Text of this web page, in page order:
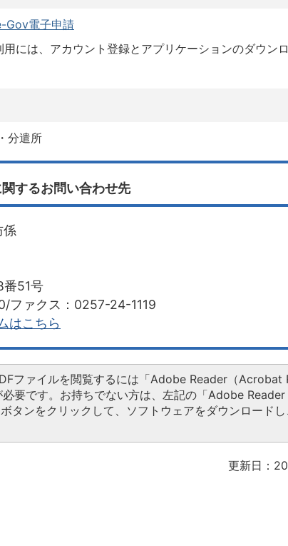
Gov電子申請
には、アカウント登録とアプリケーションのダウン
分遣所
するお問い合わせ先
係
番51号
ファクス：0257-24-1119
はこちら
ファイルを閲覧するには「Adobe Reader（Acrobat
必要です。お持ちでない方は、左記の「Adobe
タンをクリックして、ソフトウェアをダウンロード
更新日：